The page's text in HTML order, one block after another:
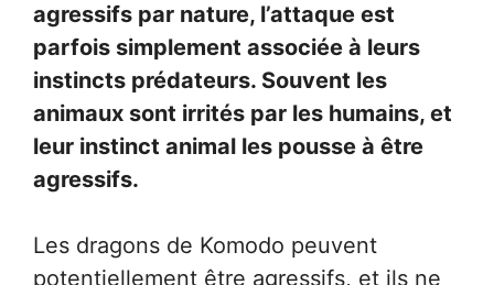
agressifs par nature, l’attaque est
parfois simplement associée à leurs
instincts prédateurs. Souvent les
animaux sont irrités par les humains, et
leur instinct animal les pousse à être
agressifs.
Les dragons de Komodo peuvent
potentiellement être agressifs, et ils ne